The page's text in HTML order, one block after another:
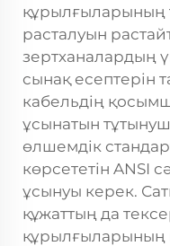
құрылғыларының
расталуын
зертханалардың
сынақ есептерін
кабельдің
ұсынатын
өлшемдік
көрсететін ANSI
ұсынуы керек.
құжаттың да